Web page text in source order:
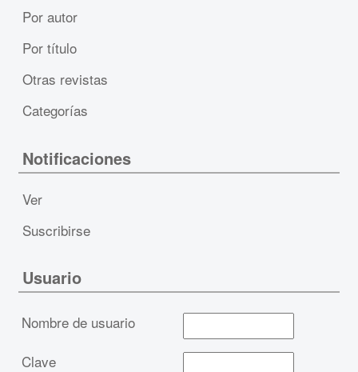
Por autor
Por título
Otras revistas
Categorías
Notificaciones
Ver
Suscribirse
Usuario
Nombre de usuario
Clave